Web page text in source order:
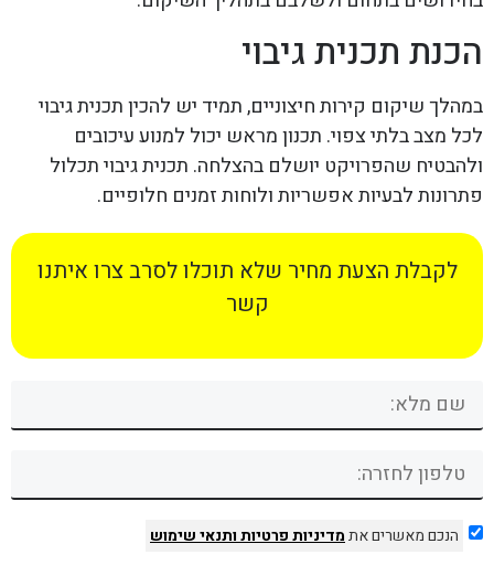
הכנת תכנית גיבוי
במהלך שיקום קירות חיצוניים, תמיד יש להכין תכנית גיבוי
לכל מצב בלתי צפוי. תכנון מראש יכול למנוע עיכובים
ולהבטיח שהפרויקט יושלם בהצלחה. תכנית גיבוי תכלול
פתרונות לבעיות אפשריות ולוחות זמנים חלופיים.
לקבלת הצעת מחיר שלא תוכלו לסרב צרו איתנו
קשר
הנכם מאשרים אתמדיניות פרטיותותנאי שימוש